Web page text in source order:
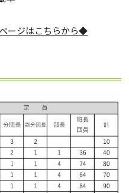
ージはこちらから◆